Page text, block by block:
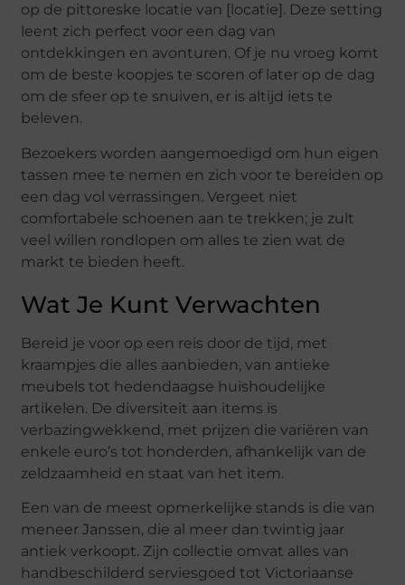
op de pittoreske locatie van [locatie]. Deze setting
leent zich perfect voor een dag van
ontdekkingen en avonturen. Of je nu vroeg komt
om de beste koopjes te scoren of later op de dag
om de sfeer op te snuiven, er is altijd iets te
beleven.
Bezoekers worden aangemoedigd om hun eigen
tassen mee te nemen en zich voor te bereiden op
een dag vol verrassingen. Vergeet niet
comfortabele schoenen aan te trekken; je zult
veel willen rondlopen om alles te zien wat de
markt te bieden heeft.
Wat Je Kunt Verwachten
Bereid je voor op een reis door de tijd, met
kraampjes die alles aanbieden, van antieke
meubels tot hedendaagse huishoudelijke
artikelen. De diversiteit aan items is
verbazingwekkend, met prijzen die variëren van
enkele euro’s tot honderden, afhankelijk van de
zeldzaamheid en staat van het item.
Een van de meest opmerkelijke stands is die van
meneer Janssen, die al meer dan twintig jaar
antiek verkoopt. Zijn collectie omvat alles van
handbeschilderd serviesgoed tot Victoriaanse